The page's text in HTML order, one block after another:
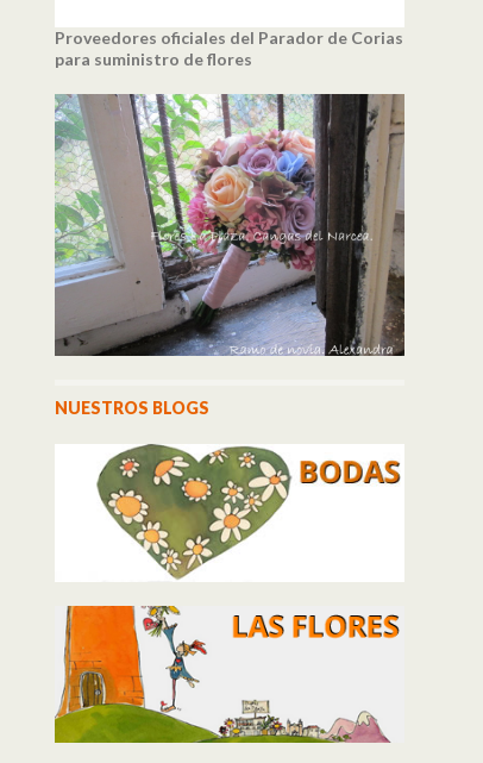
Proveedores oficiales del Parador de Corias
para suministro de flores
NUESTROS BLOGS